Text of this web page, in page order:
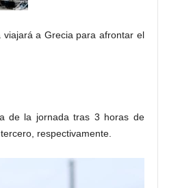
a Grecia para afrontar el
de la jornada tras 3 horas de
respectivamente.